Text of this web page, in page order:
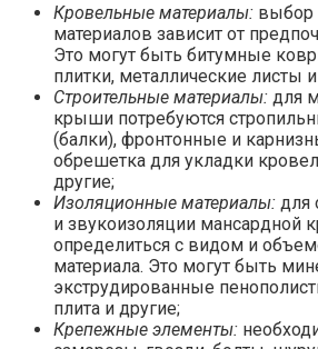
Кровельные материалы: выбор
материалов зависит от
Это могут быть битумные
плитки, металлические листы
Строительные материалы: для
крыши потребуются
(балки), фронтонные и
обрешетка для укладки
другие;
Изоляционные материалы: для
и звукоизоляции мансардной
определиться с видом и
материала. Это могут быть
экструдированные
плита и другие;
Крепежные элементы: